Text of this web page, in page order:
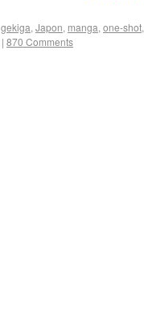
gekiga, Japon, manga, one-shot,
| 870 Comments